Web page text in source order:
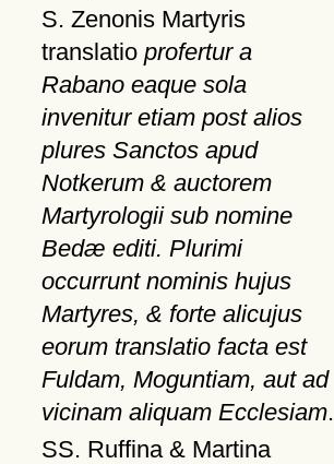
S. Zenonis Martyris
translatio profertur a
Rabano eaque sola
invenitur etiam post alios
plures Sanctos apud
Notkerum & auctorem
Martyrologii sub nomine
Bedæ editi. Plurimi
occurrunt nominis hujus
Martyres, & forte alicujus
eorum translatio facta est
Fuldam, Moguntiam, aut ad
vicinam aliquam Ecclesiam.
SS. Ruffina & Martina